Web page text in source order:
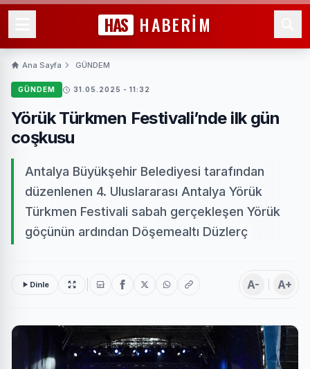
HAS HABERİM
Ana Sayfa GÜNDEM
GÜNDEM 31.05.2025 - 11:32
Yörük Türkmen Festivali’nde ilk gün
coşkusu
Antalya Büyükşehir Belediyesi tarafından
düzenlenen 4. Uluslararası Antalya Yörük
Türkmen Festivali sabah gerçekleşen Yörük
göçünün ardından Döşemealtı Düzlerç
Dinle A- A+